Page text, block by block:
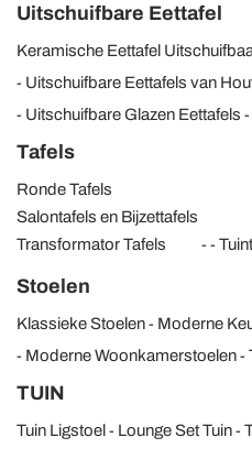
Uitschuifbare Eettafel
Keramische Eettafel
Uitschuifbare Eettafels van
Uitschuifbare Glazen Eettafels
Tafels
Ronde Tafels
Salontafels en Bijzettafels
Transformator Tafels
Stoelen
Klassieke Stoelen
Moderne
Moderne Woonkamerstoelen
TUIN
Tuin Ligstoel Lounge Set Tuin